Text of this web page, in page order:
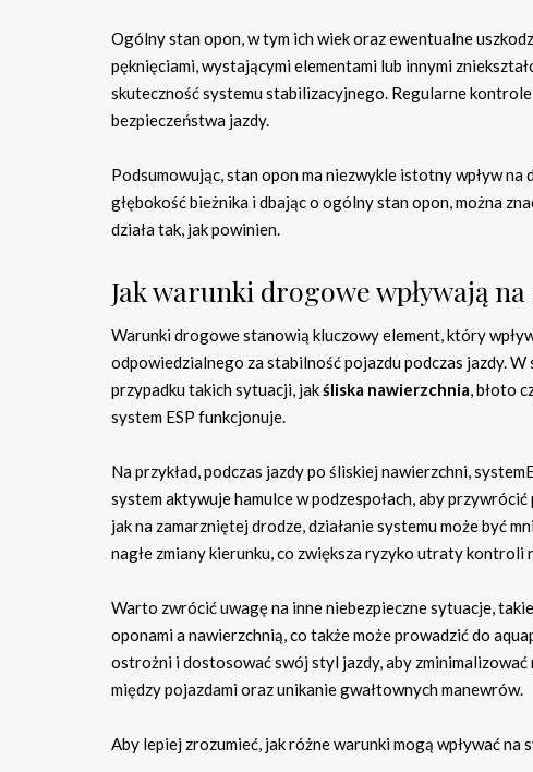
Ogólny stan opon, w tym ich wiek oraz ewentualne
pęknięciami, wystającymi elementami lub innymi
skuteczność systemu stabilizacyjnego. Regularne
bezpieczeństwa jazdy.
Podsumowując, stan opon ma niezwykle istotny wpływ
głębokość bieżnika i dbając o ogólny stan opon, można
działa tak, jak powinien.
Jak warunki drogowe wpływają
Warunki drogowe stanowią kluczowy element, który
odpowiedzialnego za stabilność pojazdu podczas jazdy.
przypadku takich sytuacji, jakśliska nawierzchnia, błoto
system ESP funkcjonuje.
Na przykład, podczas jazdy po śliskiej nawierzchni,
system aktywuje hamulce w podzespołach, aby
jak na zamarzniętej drodze, działanie systemu może być
nagłe zmiany kierunku, co zwiększa ryzyko utraty kontroli
Warto zwrócić uwagę na inne niebezpieczne sytuacje,
oponami a nawierzchnią, co także może prowadzić do
ostrożni i dostosować swój styl jazdy, aby
między pojazdami oraz unikanie gwałtownych manewrów.
Aby lepiej zrozumieć, jak różne warunki mogą wpływać na